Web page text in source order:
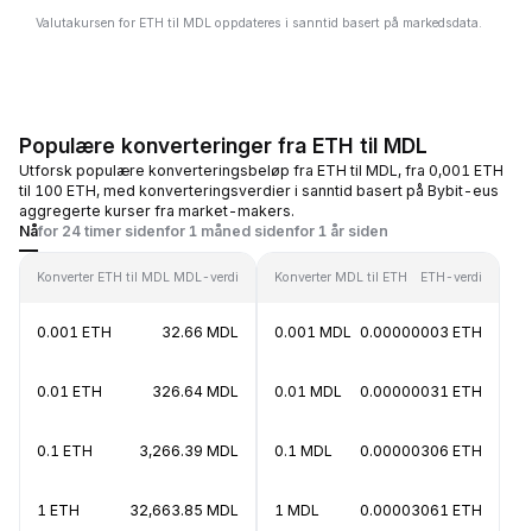
Valutakursen for ETH til MDL oppdateres i sanntid basert på markedsdata.
Populære konverteringer fra ETH til MDL
Utforsk populære konverteringsbeløp fra ETH til MDL, fra 0,001 ETH
til 100 ETH, med konverteringsverdier i sanntid basert på Bybit-eus
aggregerte kurser fra market-makers.
Nåfor 24 timer sidenfor 1 måned sidenfor 1 år siden
Konverter ETH til MDL MDL-verdi
0.001 ETH 32.66 MDL
0.01 ETH 326.64 MDL
0.1 ETH 3,266.39 MDL
1 ETH 32,663.85 MDL
Konverter MDL til ETH ETH-verdi
0.001 MDL 0.00000003 ETH
0.01 MDL 0.00000031 ETH
0.1 MDL 0.00000306 ETH
1 MDL 0.00003061 ETH